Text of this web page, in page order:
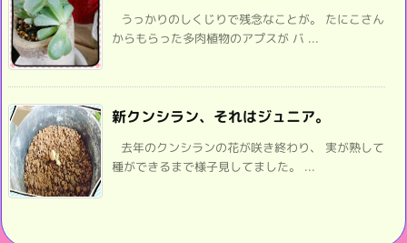
うっかりのしくじりで残念なことが。 たにこさん
からもらった多肉植物のアプスが バ ...
新クンシラン、それはジュニア。
去年のクンシランの花が咲き終わり、 実が熟して
種ができるまで様子見してました。 ...